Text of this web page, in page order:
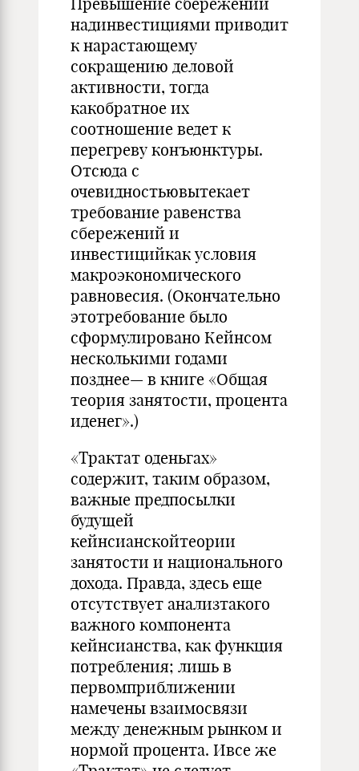
надинвестиция­ми приводит
к нарастающему
сокращению деловой
активности, тогда
какобратное их
соотношение ведет к
перегреву конъюн­ктуры.
Отсюда с
очевидностьювытекает
требование равенства
сбере­жений и
инвестицийкак условия
макроэкономического
равно­весия. (Окончательно
этотребование было
сформулировано Кейнсом
несколькими годами
позднее— в книге «Общая
теория занятости, про­цента
иденег».)
«Трактат оденьгах»
содержит, таким образом,
важные предпо­сылки
будущей
кейнсианскойтеории
занятости и национального
до­хода. Правда, здесь еще
отсутствует анализтакого
важного компонента
кейнсианства, как функция
потребления; лишь в
первомприбли­жении
намечены взаимосвязи
между денежным рынком и
нормой про­цента. Ивсе же